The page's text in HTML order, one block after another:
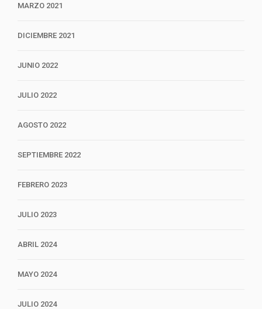
MARZO 2021
DICIEMBRE 2021
JUNIO 2022
JULIO 2022
AGOSTO 2022
SEPTIEMBRE 2022
FEBRERO 2023
JULIO 2023
ABRIL 2024
MAYO 2024
JULIO 2024